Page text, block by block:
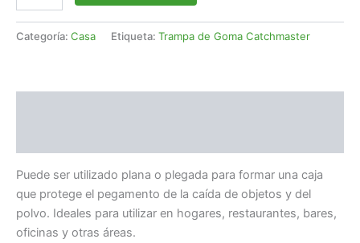
Categoría: Casa Etiqueta: Trampa de Goma Catchmaster
Puede ser utilizado plana o plegada para formar una caja
que protege el pegamento de la caída de objetos y del
polvo. Ideales para utilizar en hogares, restaurantes, bares,
oficinas y otras áreas.